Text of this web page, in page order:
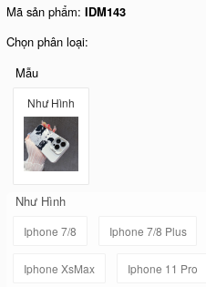
Mã sản phẩm:IDM143
Chọn phân loại:
Mẫu
Như Hình
Như Hình
Iphone 7/8 Iphone 7/8 Plus
Iphone XsMax Iphone 11 Pro